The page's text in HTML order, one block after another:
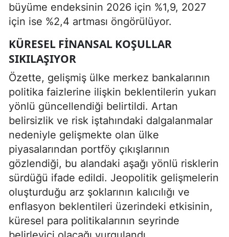
büyüme endeksinin 2026 için %1,9, 2027
için ise %2,4 artması öngörülüyor.
KÜRESEL FINANSAL KOŞULLAR
SIKILAŞIYOR
Özette, gelişmiş ülke merkez bankalarının
politika faizlerine ilişkin beklentilerin yukarı
yönlü güncellendiği belirtildi. Artan
belirsizlik ve risk iştahındaki dalgalanmalar
nedeniyle gelişmekte olan ülke
piyasalarından portföy çıkışlarının
gözlendiği, bu alandaki aşağı yönlü risklerin
sürdüğü ifade edildi. Jeopolitik gelişmelerin
oluşturduğu arz şoklarının kalıcılığı ve
enflasyon beklentileri üzerindeki etkisinin,
küresel para politikalarının seyrinde